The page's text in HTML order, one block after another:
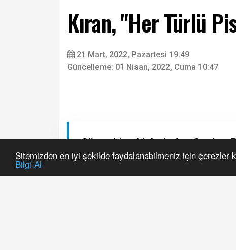
Sitemizden en iyi şekilde faydalanabilmeniz için çerezler
Bilgi Al
Kıran, "Her Türlü
21 Mart, 2022, Pazartesi 19:49
Güncelleme: 01 Nisan, 2022, Cuma 10:47